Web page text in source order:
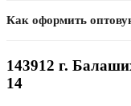
нагрузочными
запросу.
Как оформить
организациям по всей
спецификации проекта.
143912 г.
14